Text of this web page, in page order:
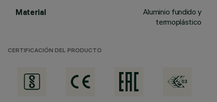
Material
Aluminio fundido y
termoplástico
CERTIFICACIÓN DEL PRODUCTO